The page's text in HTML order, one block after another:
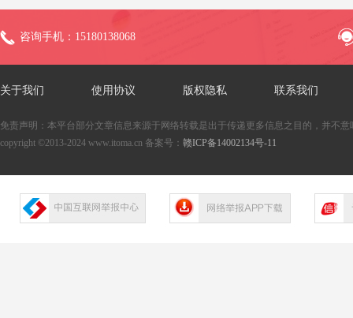
咨询手机：15180138068
关于我们 使用协议 版权隐私 联系我们
免责声明：本平台部分文章信息来源于网络转载是出于传递更多信息之目的，并不
copyright ©2013-2024 www.itoma.cn 备案号： 赣ICP备14002134号-11